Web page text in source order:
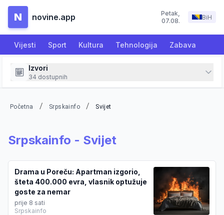
N novine.app Petak,
07.08.
BiH
Vijesti Sport Kultura Tehnologija Zabava
Izvori
34 dostupnih
Početna / Srpskainfo / Svijet
Srpskainfo - Svijet
Drama u Poreču: Apartman izgorio,
šteta 400.000 evra, vlasnik optužuje
goste za nemar
prije 8 sati
Srpskainfo